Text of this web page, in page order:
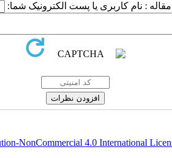
: نام کاربری یا پست الکترونیک شما:
NonCommercial 4.0 International